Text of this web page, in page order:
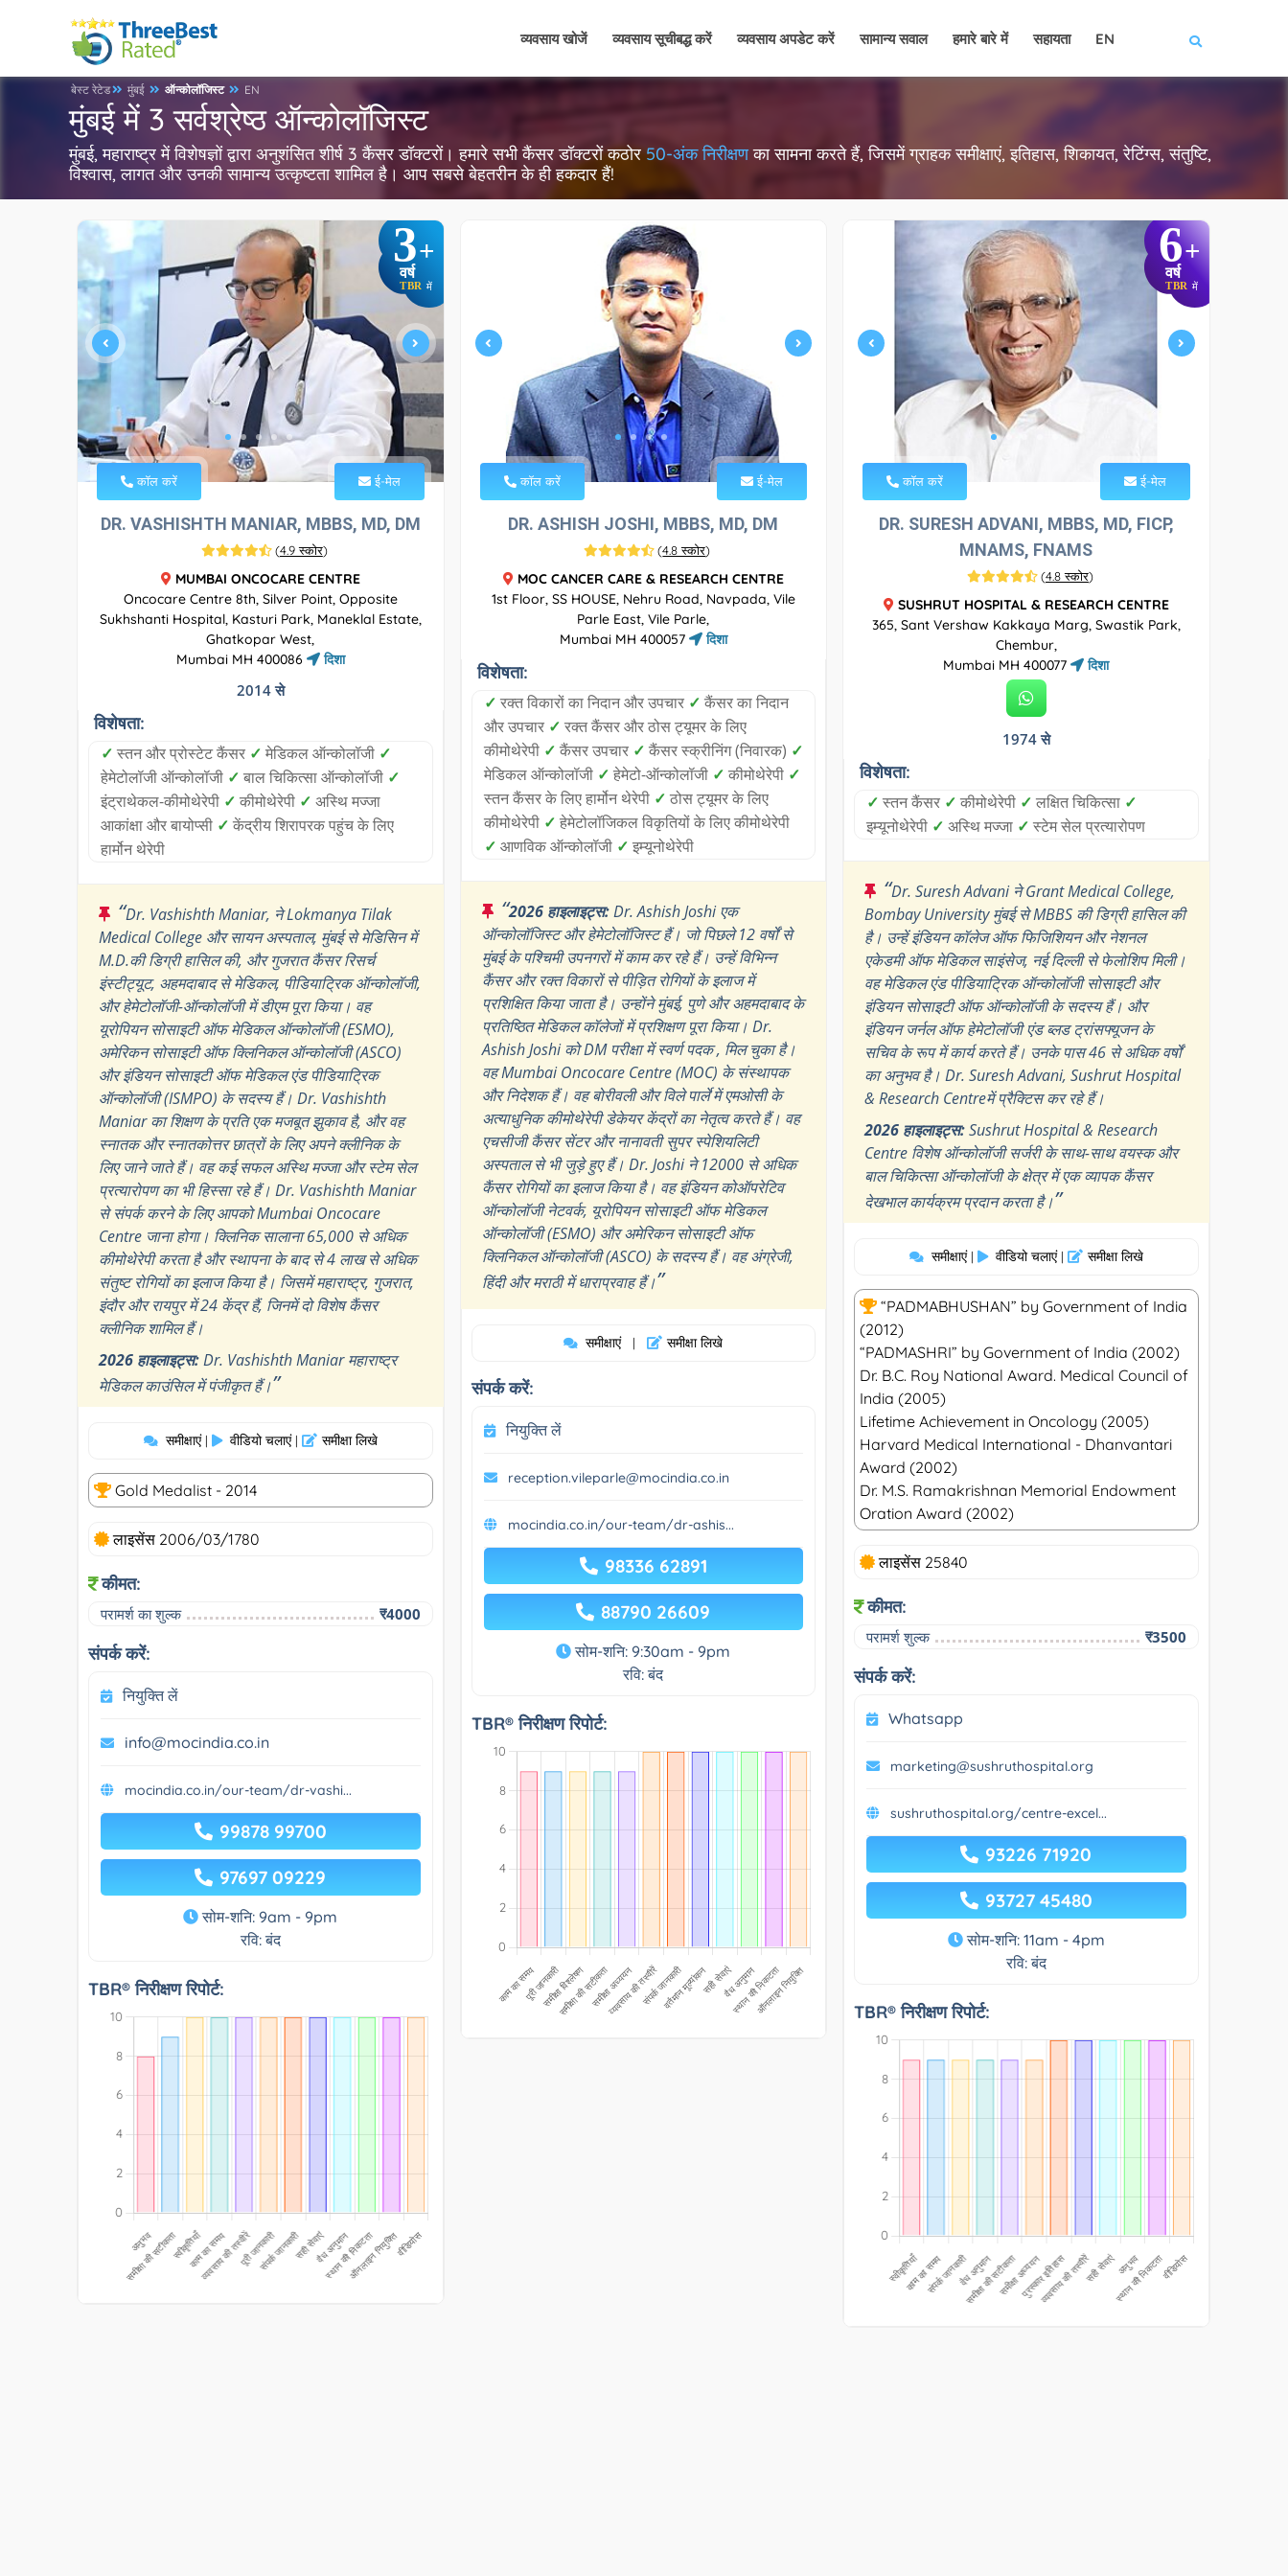
व्यवसाय खोजें व्यवसाय सूचीबद्ध करें व्यवसाय अपडेट करें सामान्य सवाल हमारे बारे में सहायता EN
बेस्ट रेटेड मुंबई ऑन्कोलॉजिस्ट EN
मुंबई में 3 सर्वश्रेष्ठ ऑन्कोलॉजिस्ट
मुंबई, महाराष्ट्र में विशेषज्ञों द्वारा अनुशंसित शीर्ष 3 कैंसर डॉक्टरों। हमारे सभी कैंसर डॉक्टरों कठोर50-अंक निरीक्षणका सामना करते हैं, जिसमें ग्राहक समीक्षाएं, इतिहास, शिकायत, रेटिंग्स, संतुष्टि,
विश्वास, लागत और उनकी सामान्य उत्कृष्टता शामिल है। आप सबसे बेहतरीन के ही हकदार हैं!
3+
वर्ष
TBR में
कॉल करें ई-मेल
DR. VASHISHTH MANIAR, MBBS, MD, DM
(4.9 स्कोर)
MUMBAI ONCOCARE CENTRE
Oncocare Centre 8th, Silver Point, Opposite
Sukhshanti Hospital, Kasturi Park, Maneklal Estate,
Ghatkopar West,
Mumbai MH 400086
दिशा
2014 से
विशेषता:
✓ स्तन और प्रोस्टेट कैंसर ✓ मेडिकल ऑन्कोलॉजी ✓
हेमेटोलॉजी ऑन्कोलॉजी ✓ बाल चिकित्सा ऑन्कोलॉजी ✓
इंट्राथेकल-कीमोथेरेपी ✓ कीमोथेरेपी ✓ अस्थि मज्जा
आकांक्षा और बायोप्सी ✓ केंद्रीय शिरापरक पहुंच के लिए
हार्मोन थेरेपी
“Dr. Vashishth Maniar, ने Lokmanya Tilak
Medical College और सायन अस्पताल, मुंबई से मेडिसिन में
M.D.की डिग्री हासिल की, और गुजरात कैंसर रिसर्च
इंस्टीट्यूट, अहमदाबाद से मेडिकल, पीडियाट्रिक ऑन्कोलॉजी,
और हेमेटोलॉजी-ऑन्कोलॉजी में डीएम पूरा किया। वह
यूरोपियन सोसाइटी ऑफ मेडिकल ऑन्कोलॉजी (ESMO),
अमेरिकन सोसाइटी ऑफ क्लिनिकल ऑन्कोलॉजी (ASCO)
और इंडियन सोसाइटी ऑफ मेडिकल एंड पीडियाट्रिक
ऑन्कोलॉजी (ISMPO) के सदस्य हैं। Dr. Vashishth
Maniar का शिक्षण के प्रति एक मजबूत झुकाव है, और वह
स्नातक और स्नातकोत्तर छात्रों के लिए अपने क्लीनिक के
लिए जाने जाते हैं। वह कई सफल अस्थि मज्जा और स्टेम सेल
प्रत्यारोपण का भी हिस्सा रहे हैं। Dr. Vashishth Maniar
से संपर्क करने के लिए आपको Mumbai Oncocare
Centre जाना होगा। क्लिनिक सालाना 65,000 से अधिक
कीमोथेरेपी करता है और स्थापना के बाद से 4 लाख से अधिक
संतुष्ट रोगियों का इलाज किया है। जिसमें महाराष्ट्र, गुजरात,
इंदौर और रायपुर में 24 केंद्र हैं, जिनमें दो विशेष कैंसर
क्लीनिक शामिल हैं।
2026 हाइलाइट्स:Dr. Vashishth Maniar महाराष्ट्र
मेडिकल काउंसिल में पंजीकृत हैं।”
समीक्षाएं | वीडियो चलाएं | समीक्षा लिखे
Gold Medalist - 2014
लाइसेंस 2006/03/1780
कीमत:
परामर्श का शुल्क ₹4000
संपर्क करें:
नियुक्ति लें
info@mocindia.co.in
mocindia.co.in/our-team/dr-vashi...
99878 99700
97697 09229
सोम-शनि: 9am - 9pm
रवि: बंद
TBR® निरीक्षण रिपोर्ट:
कॉल करें ई-मेल
DR. ASHISH JOSHI, MBBS, MD, DM
(4.8 स्कोर)
MOC CANCER CARE & RESEARCH CENTRE
1st Floor, SS HOUSE, Nehru Road, Navpada, Vile
Parle East, Vile Parle,
Mumbai MH 400057
दिशा
विशेषता:
✓ रक्त विकारों का निदान और उपचार ✓ कैंसर का निदान
और उपचार ✓ रक्त कैंसर और ठोस ट्यूमर के लिए
कीमोथेरेपी ✓ कैंसर उपचार ✓ कैंसर स्क्रीनिंग (निवारक) ✓
मेडिकल ऑन्कोलॉजी ✓ हेमेटो-ऑन्कोलॉजी ✓ कीमोथेरेपी ✓
स्तन कैंसर के लिए हार्मोन थेरेपी ✓ ठोस ट्यूमर के लिए
कीमोथेरेपी ✓ हेमेटोलॉजिकल विकृतियों के लिए कीमोथेरेपी
✓ आणविक ऑन्कोलॉजी ✓ इम्यूनोथेरेपी
“2026 हाइलाइट्स:Dr. Ashish Joshi एक
ऑन्कोलॉजिस्ट और हेमेटोलॉजिस्ट हैं। जो पिछले 12 वर्षों से
मुंबई के पश्चिमी उपनगरों में काम कर रहे हैं। उन्हें विभिन्न
कैंसर और रक्त विकारों से पीड़ित रोगियों के इलाज में
प्रशिक्षित किया जाता है। उन्होंने मुंबई, पुणे और अहमदाबाद के
प्रतिष्ठित मेडिकल कॉलेजों में प्रशिक्षण पूरा किया। Dr.
Ashish Joshi को DM परीक्षा में स्वर्ण पदक , मिल चुका है।
वह Mumbai Oncocare Centre (MOC) के संस्थापक
और निदेशक हैं। वह बोरीवली और विले पार्ले में एमओसी के
अत्याधुनिक कीमोथेरेपी डेकेयर केंद्रों का नेतृत्व करते हैं। वह
एचसीजी कैंसर सेंटर और नानावती सुपर स्पेशियलिटी
अस्पताल से भी जुड़े हुए हैं। Dr. Joshi ने 12000 से अधिक
कैंसर रोगियों का इलाज किया है। वह इंडियन कोऑपरेटिव
ऑन्कोलॉजी नेटवर्क, यूरोपियन सोसाइटी ऑफ मेडिकल
ऑन्कोलॉजी (ESMO) और अमेरिकन सोसाइटी ऑफ
क्लिनिकल ऑन्कोलॉजी (ASCO) के सदस्य हैं। वह अंग्रेजी,
हिंदी और मराठी में धाराप्रवाह हैं।”
समीक्षाएं | समीक्षा लिखे
संपर्क करें:
नियुक्ति लें
reception.vileparle@mocindia.co.in
mocindia.co.in/our-team/dr-ashis...
98336 62891
88790 26609
सोम-शनि: 9:30am - 9pm
रवि: बंद
TBR® निरीक्षण रिपोर्ट:
6+
वर्ष
TBR में
कॉल करें ई-मेल
DR. SURESH ADVANI, MBBS, MD, FICP,
MNAMS, FNAMS
(4.8 स्कोर)
SUSHRUT HOSPITAL & RESEARCH CENTRE
365, Sant Vershaw Kakkaya Marg, Swastik Park,
Chembur,
Mumbai MH 400077
दिशा
1974 से
विशेषता:
✓ स्तन कैंसर ✓ कीमोथेरेपी ✓ लक्षित चिकित्सा ✓
इम्यूनोथेरेपी ✓ अस्थि मज्जा ✓ स्टेम सेल प्रत्यारोपण
“Dr. Suresh Advani ने Grant Medical College,
Bombay University मुंबई से MBBS की डिग्री हासिल की
है। उन्हें इंडियन कॉलेज ऑफ फिजिशियन और नेशनल
एकेडमी ऑफ मेडिकल साइंसेज, नई दिल्ली से फेलोशिप मिली।
वह मेडिकल एंड पीडियाट्रिक ऑन्कोलॉजी सोसाइटी और
इंडियन सोसाइटी ऑफ ऑन्कोलॉजी के सदस्य हैं। और
इंडियन जर्नल ऑफ हेमेटोलॉजी एंड ब्लड ट्रांसफ्यूजन के
सचिव के रूप में कार्य करते हैं। उनके पास 46 से अधिक वर्षों
का अनुभव है। Dr. Suresh Advani, Sushrut Hospital
& Research Centreमें प्रैक्टिस कर रहे हैं।
2026 हाइलाइट्स:Sushrut Hospital & Research
Centre विशेष ऑन्कोलॉजी सर्जरी के साथ-साथ वयस्क और
बाल चिकित्सा ऑन्कोलॉजी के क्षेत्र में एक व्यापक कैंसर
देखभाल कार्यक्रम प्रदान करता है।”
समीक्षाएं | वीडियो चलाएं | समीक्षा लिखे
“PADMABHUSHAN” by Government of India
(2012)
“PADMASHRI” by Government of India (2002)
Dr. B.C. Roy National Award. Medical Council of
India (2005)
Lifetime Achievement in Oncology (2005)
Harvard Medical International - Dhanvantari
Award (2002)
Dr. M.S. Ramakrishnan Memorial Endowment
Oration Award (2002)
लाइसेंस 25840
कीमत:
परामर्श शुल्क ₹3500
संपर्क करें:
Whatsapp
marketing@sushruthospital.org
sushruthospital.org/centre-excel...
93226 71920
93727 45480
सोम-शनि: 11am - 4pm
रवि: बंद
TBR® निरीक्षण रिपोर्ट: